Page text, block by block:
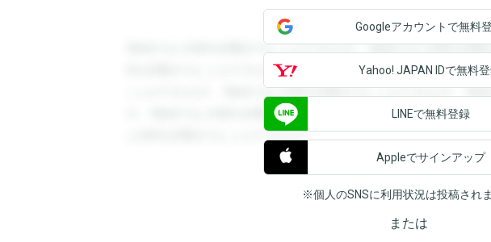
登録すると回答を閲覧することができます。登録すると回答を閲
答を閲覧することができます。登録すると回答を閲覧することが
ことができます。登録すると回答を閲覧することができます。登
す。登録すると回答を閲覧することができます。登録すると回答
と回答を閲覧することができます。
Googleアカウントで無料
Yahoo! JAPAN IDで無料
LINEで無料登録
Appleでサインアップ
※個人のSNSに利用状況は投稿され
または